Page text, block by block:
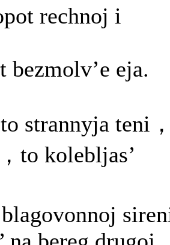
rechnoj i
bezmolv’e eja.
strannyja teni
to kolebljas’